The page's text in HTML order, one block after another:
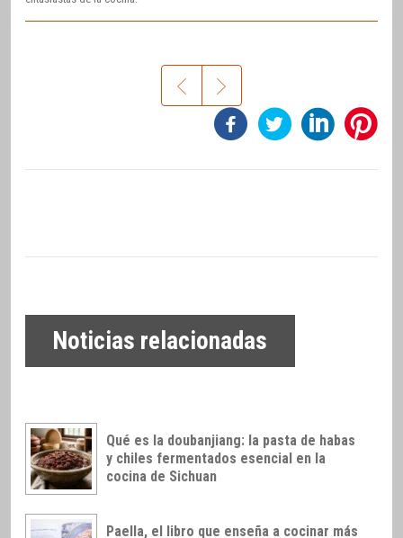
Noticias relacionadas
Qué es la doubanjiang: la pasta de habas
y chiles fermentados esencial en la
cocina de Sichuan
Paella, el libro que enseña a cocinar más